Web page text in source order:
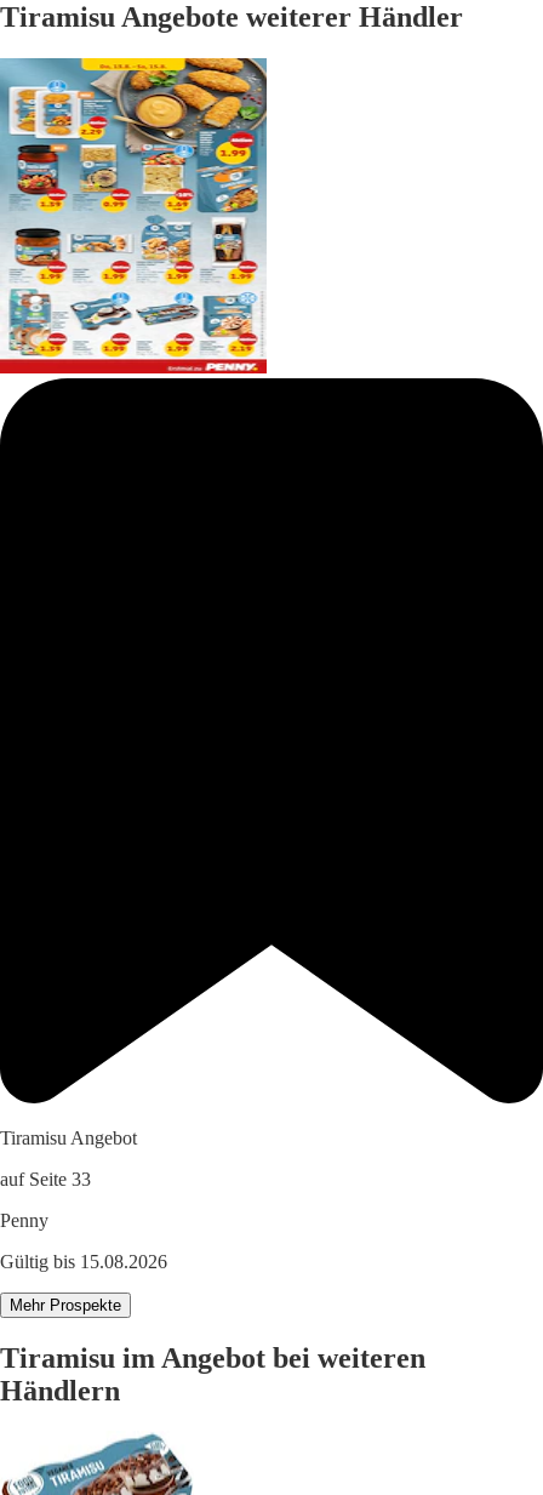
Tiramisu Angebote weiterer Händler
Tiramisu Angebot
auf Seite 33
Penny
Gültig bis 15.08.2026
Mehr Prospekte
Tiramisu im Angebot bei weiteren
Händlern